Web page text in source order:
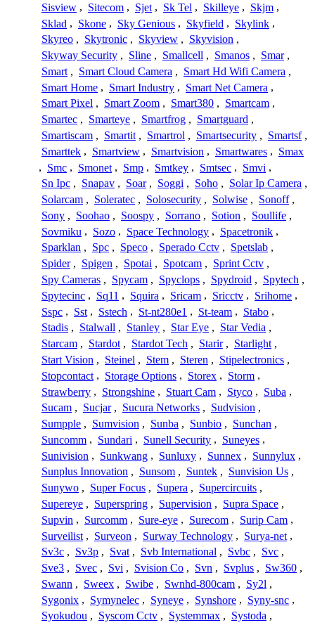
Sisview , Sitecom , Sjet , Sk Tel , Skilleye , Skjm ,
Sklad , Skone , Sky Genious , Skyfield , Skylink ,
Skyreo , Skytronic , Skyview , Skyvision ,
Skyway Security , Sline , Smallcell , Smanos , Smar ,
Smart , Smart Cloud Camera , Smart Hd Wifi Camera ,
Smart Home , Smart Industry , Smart Net Camera ,
Smart Pixel , Smart Zoom , Smart380 , Smartcam ,
Smartec , Smarteye , Smartfrog , Smartguard ,
Smartiscam , Smartit , Smartrol , Smartsecurity , Smartsf ,
Smarttek , Smartview , Smartvision , Smartwares , Smax
, Smc , Smonet , Smp , Smtkey , Smtsec , Smvi ,
Sn Ipc , Snapav , Soar , Soggi , Soho , Solar Ip Camera ,
Solarcam , Soleratec , Solosecurity , Solwise , Sonoff ,
Sony , Soohao , Soospy , Sorrano , Sotion , Soullife ,
Sovmiku , Sozo , Space Technology , Spacetronik ,
Sparklan , Spc , Speco , Sperado Cctv , Spetslab ,
Spider , Spigen , Spotai , Spotcam , Sprint Cctv ,
Spy Cameras , Spycam , Spyclops , Spydroid , Spytech ,
Spytecinc , Sq11 , Squira , Sricam , Sricctv , Srihome ,
Sspc , Sst , Sstech , St-nt280e1 , St-team , Stabo ,
Stadis , Stalwall , Stanley , Star Eye , Star Vedia ,
Starcam , Stardot , Stardot Tech , Starir , Starlight ,
Start Vision , Steinel , Stem , Steren , Stipelectronics ,
Stopcontact , Storage Options , Storex , Storm ,
Strawberry , Strongshine , Stuart Cam , Styco , Suba ,
Sucam , Sucjar , Sucura Networks , Sudvision ,
Sumpple , Sumvision , Sunba , Sunbio , Sunchan ,
Suncomm , Sundari , Sunell Security , Suneyes ,
Sunivision , Sunkwang , Sunluxy , Sunnex , Sunnylux ,
Sunplus Innovation , Sunsom , Suntek , Sunvision Us ,
Sunywo , Super Focus , Supera , Supercircuits ,
Supereye , Superspring , Supervision , Supra Space ,
Supvin , Surcomm , Sure-eye , Surecom , Surip Cam ,
Surveilist , Surveon , Surway Technology , Surya-net ,
Sv3c , Sv3p , Svat , Svb International , Svbc , Svc ,
Sve3 , Svec , Svi , Svision Co , Svn , Svplus , Sw360 ,
Swann , Sweex , Swibe , Swnhd-800cam , Sy2l ,
Sygonix , Symynelec , Syneye , Synshore , Syny-snc ,
Syokudou , Syscom Cctv , Systemmax , Systoda ,